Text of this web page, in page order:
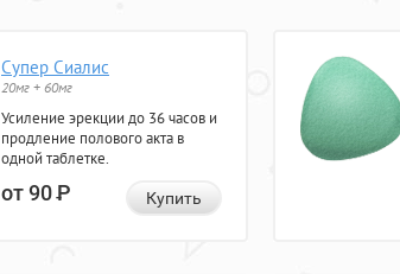
Супер Сиалис
20мг + 60мг
Усиление эрекции до 36 часов и
продление полового акта в
одной таблетке.
от 90Р Купить